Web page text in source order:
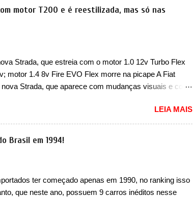
O primeiro deles será uma atualização do software do
(AHCP e HCP). Para alguns veículos envolvidos,
ventilação e ar-condicionado). A marca também
de Controle da Bateria (BPCM), que poderá causar a
a atualização do software do modulo de...
motor T200 e é reestilizada, mas só nas
Strada, que estreia com o motor 1.0 12v Turbo Flex
motor 1.4 8v Fire EVO Flex morre na picape A Fiat
Strada, que aparece com mudanças visuais e com
a Fiat apresentou mudanças visuais e a estreia
conhecido como T200. Praticamente sem
soube ser mutável com avanços importantes que a
T200, que estreou nos irmãos Pulse e Fastback. "A
era improvável pensar que uma picape chagaria ao
LEIA MAIS
Brasil em 1994!
ter começado apenas em 1990, no ranking isso
que neste ano, possuem 9 carros inéditos nesse